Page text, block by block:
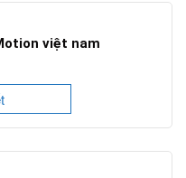
việt nam